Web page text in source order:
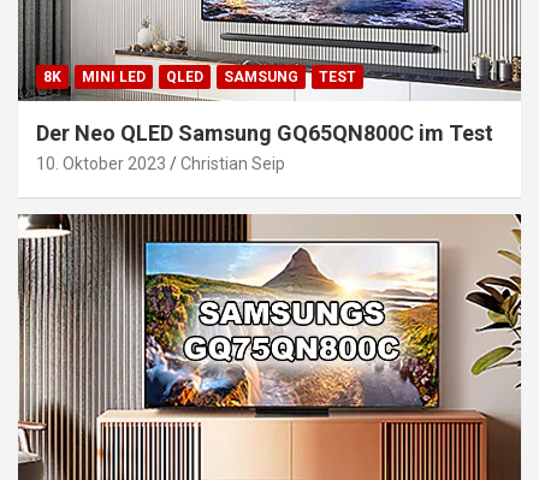
8K MINI LED QLED SAMSUNG TEST
Der Neo QLED Samsung GQ65QN800C im Test
10. Oktober 2023 Christian Seip